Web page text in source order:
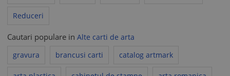
Reduceri
Cautari populare in Alte carti de arta
gravura
brancusi carti catalog artmark